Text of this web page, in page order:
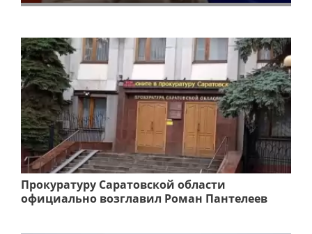
Прокуратуру Саратовской области
официально возглавил Роман Пантелеев